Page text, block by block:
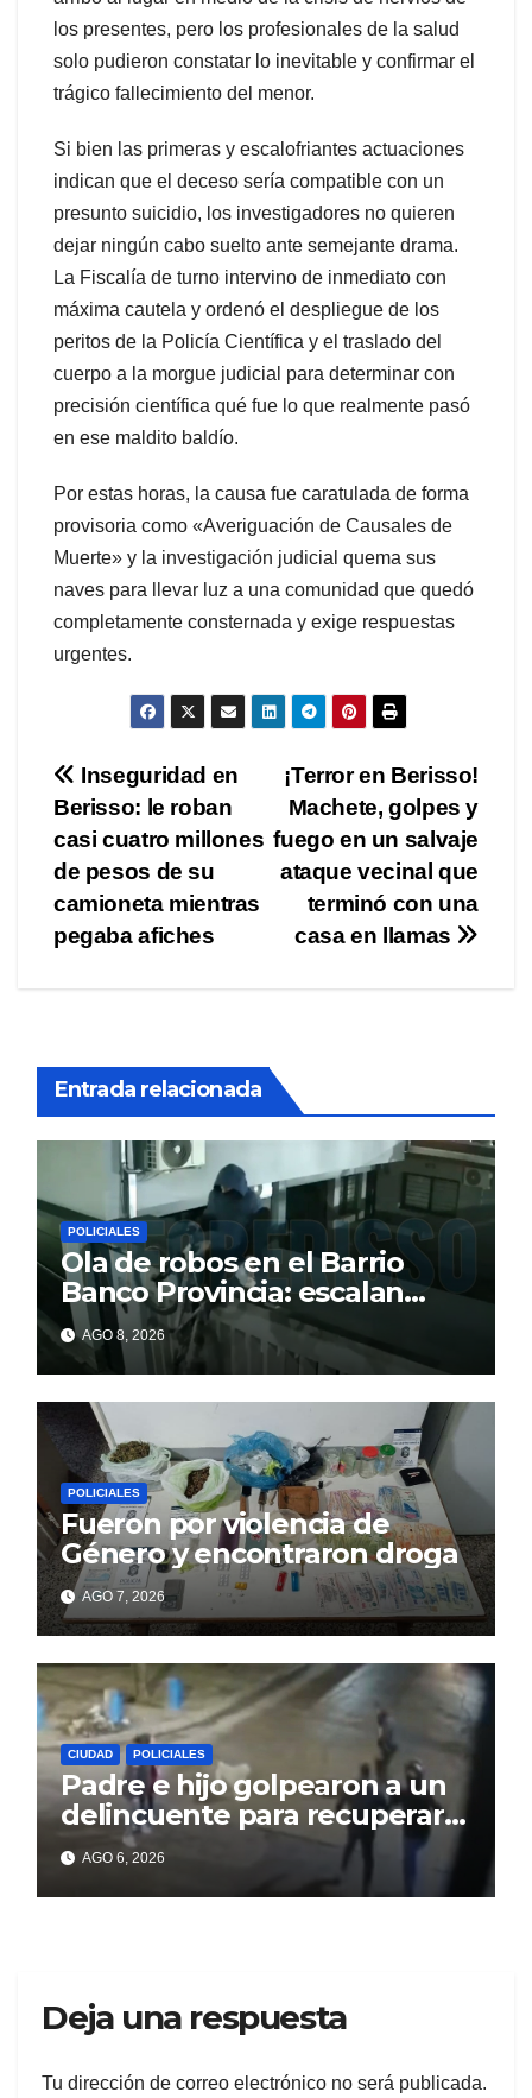
los presentes, pero los profesionales de la salud
solo pudieron constatar lo inevitable y confirmar el
trágico fallecimiento del menor.
Si bien las primeras y escalofriantes actuaciones
indican que el deceso sería compatible con un
presunto suicidio, los investigadores no quieren
dejar ningún cabo suelto ante semejante drama.
La Fiscalía de turno intervino de inmediato con
máxima cautela y ordenó el despliegue de los
peritos de la Policía Científica y el traslado del
cuerpo a la morgue judicial para determinar con
precisión científica qué fue lo que realmente pasó
en ese maldito baldío.
Por estas horas, la causa fue caratulada de forma
provisoria como «Averiguación de Causales de
Muerte» y la investigación judicial quema sus
naves para llevar luz a una comunidad que quedó
completamente consternada y exige respuestas
urgentes.
Navegación
de
entradas
¡Terror en Berisso!
Machete, golpes y
fuego en un salvaje
ataque vecinal que
terminó con una
casa en llamas
Inseguridad en
Berisso: le roban
casi cuatro millones
de pesos de su
camioneta mientras
pegaba afiches
Entrada relacionada
POLICIALES
Ola de robos en el Barrio
Banco Provincia: escalan
paredes en la noche y nadie
responde
AGO 8, 2026
POLICIALES
Fueron por violencia de
Género y encontraron droga
AGO 7, 2026
CIUDAD POLICIALES
Padre e hijo golpearon a un
delincuente para recuperar
un celular robado en Berisso
AGO 6, 2026
Deja una respuesta
Tu dirección de correo electrónico no será publicada.